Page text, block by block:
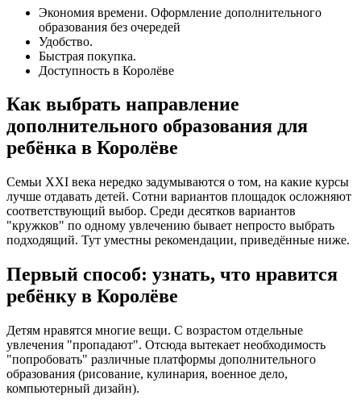
Экономия времени. Оформление дополнительного
образования без очередей
Удобство.
Быстрая покупка.
Доступность в Королёве
Как выбрать направление
дополнительного образования для
ребёнка в Королёве
Семьи XXI века нередко задумываются о том, на какие курсы
лучше отдавать детей. Сотни вариантов площадок осложняют
соответствующий выбор. Среди десятков вариантов
"кружков" по одному увлечению бывает непросто выбрать
подходящий. Тут уместны рекомендации, приведённые ниже.
Первый способ: узнать, что нравится
ребёнку в Королёве
Детям нравятся многие вещи. С возрастом отдельные
увлечения "пропадают". Отсюда вытекает необходимость
"попробовать" различные платформы дополнительного
образования (рисование, кулинария, военное дело,
компьютерный дизайн).